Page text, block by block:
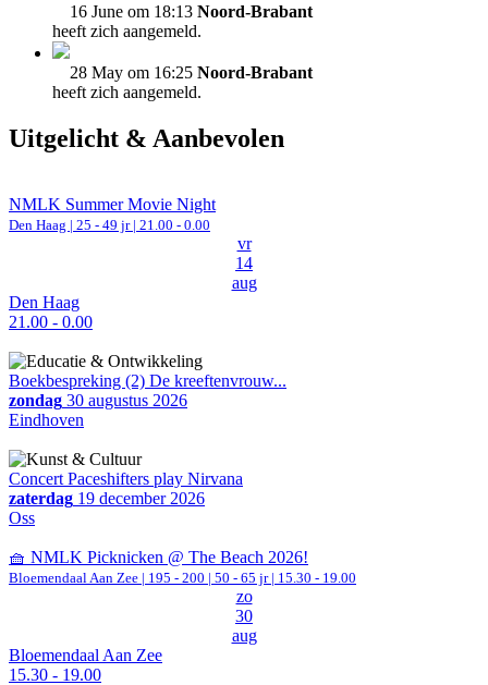
16 June om 18:13 Noord-Brabant
heeft zich aangemeld.
28 May om 16:25 Noord-Brabant
heeft zich aangemeld.
Uitgelicht & Aanbevolen
NMLK Summer Movie Night
Den Haag | 25 - 49 jr | 21.00 - 0.00
vr
14
aug
Den Haag
21.00 - 0.00
Boekbespreking (2) De kreeftenvrouw...
zondag 30 augustus 2026
Eindhoven
Concert Paceshifters play Nirvana
zaterdag 19 december 2026
Oss
🧺 NMLK Picknicken @ The Beach 2026!
Bloemendaal Aan Zee | 195 - 200 | 50 - 65 jr | 15.30 - 19.00
zo
30
aug
Bloemendaal Aan Zee
15.30 - 19.00